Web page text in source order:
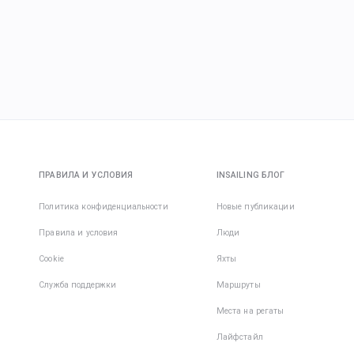
ПРАВИЛА И УСЛОВИЯ
Политика конфиденциальности
Правила и условия
Cookie
Служба поддержки
INSAILING БЛОГ
Новые публикации
Люди
Яхты
Маршруты
Места на регаты
Лайфстайл